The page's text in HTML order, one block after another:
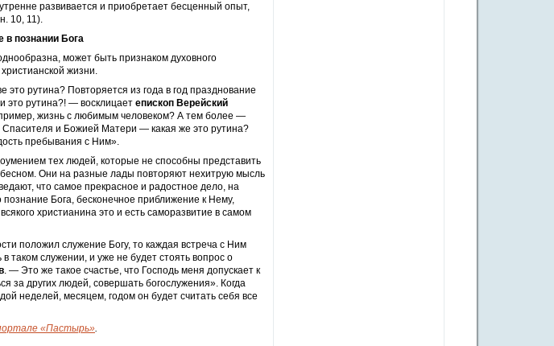
развивается и приобретает бесценный опыт,
10, 11).
в познании Бога
может быть признаком духовного
жизни.
это рутина? Повторяется из года в год празднование
это рутина?! — восклицает епископ Верейский
жизнь с любимым человеком? А тем более —
и Божией Матери — какая же это рутина?
пребывания с Ним».
тех людей, которые не способны представить
Они на разные лады повторяют нехитрую мысль
что самое прекрасное и радостное дело, на
Бога, бесконечное приближение к Нему,
христианина это и есть саморазвитие в самом
положил служение Богу, то каждая встреча с Ним
таком служении, и уже не будет стоять вопрос о
. — Это же такое счастье, что Господь меня допускает к
за других людей, совершать богослужения». Когда
неделей, месяцем, годом он будет считать себя все
«Пастырь».